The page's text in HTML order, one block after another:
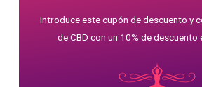
Introduce este cupón de descuento y
de CBD con un 10% de descuento